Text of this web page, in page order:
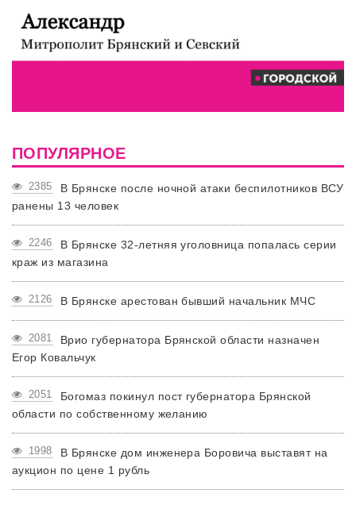
ПОПУЛЯРНОЕ
2385
В Брянске после ночной атаки беспилотников ВСУ
ранены 13 человек
2246
В Брянске 32-летняя уголовница попалась серии
краж из магазина
2126 В Брянске арестован бывший начальник МЧС
2081
Врио губернатора Брянской области назначен
Егор Ковальчук
2051
Богомаз покинул пост губернатора Брянской
области по собственному желанию
1998
В Брянске дом инженера Боровича выставят на
аукцион по цене 1 рубль